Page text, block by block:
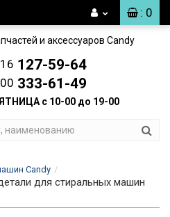
: 0
127-59-64
333-61-49
с 10-00 до 19-00
Candy
для стиральных машин